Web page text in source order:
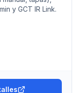
y GCT IR Link.